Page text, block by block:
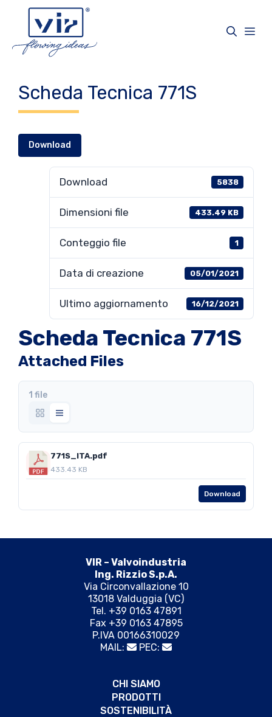
contenuto
Scheda Tecnica 771S
Download
Download 5838
Dimensioni file 433.49 KB
Conteggio file 1
Data di creazione 05/01/2021
Ultimo aggiornamento 16/12/2021
Scheda Tecnica 771S
Attached Files
1 file
771S_ITA.pdf
433.43 KB
Download
VIR – Valvoindustria
Ing. Rizzio S.p.A.
Via Circonvallazione 10
13018 Valduggia (VC)
Tel. +39 0163 47891
Fax +39 0163 47895
P.IVA 00166310029
MAIL:
PEC:
CHI SIAMO
PRODOTTI
SOSTENIBILITÀ